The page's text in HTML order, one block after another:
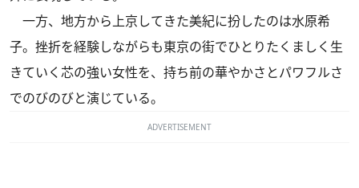
一方、地方から上京してきた美紀に扮したのは水原希
子。挫折を経験しながらも東京の街でひとりたくましく生
きていく芯の強い女性を、持ち前の華やかさとパワフルさ
でのびのびと演じている。
ADVERTISEMENT